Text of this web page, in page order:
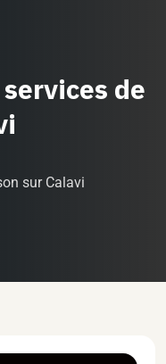
de
sur Calavi